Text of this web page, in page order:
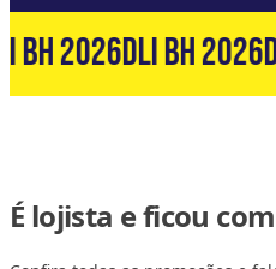
BH 2026DLI BH 2026
É lojista e ficou